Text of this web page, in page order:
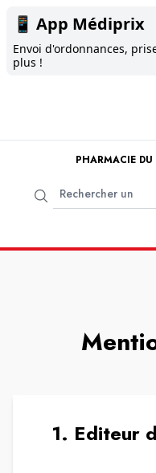
📱 App Médiprix
Envoi d'ordonnances,
plus !
PHARMACIE
1. Editeur